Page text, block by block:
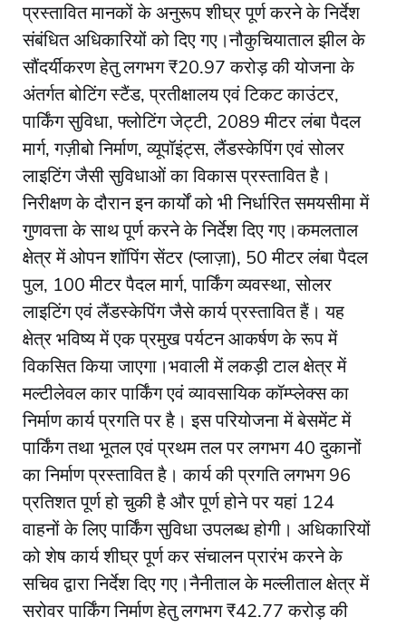
प्रस्तावित मानकों के अनुरूप शीघ्र पूर्ण करने के निर्देश
संबंधित अधिकारियों को दिए गए।नौकुचियाताल झील के
सौंदर्यीकरण हेतु लगभग ₹20.97 करोड़ की योजना के
अंतर्गत बोटिंग स्टैंड, प्रतीक्षालय एवं टिकट काउंटर,
पार्किंग सुविधा, फ्लोटिंग जेट्टी, 2089 मीटर लंबा पैदल
मार्ग, गज़ीबो निर्माण, व्यूपॉइंट्स, लैंडस्केपिंग एवं सोलर
लाइटिंग जैसी सुविधाओं का विकास प्रस्तावित है।
निरीक्षण के दौरान इन कार्यों को भी निर्धारित समयसीमा में
गुणवत्ता के साथ पूर्ण करने के निर्देश दिए गए।कमलताल
क्षेत्र में ओपन शॉपिंग सेंटर (प्लाज़ा), 50 मीटर लंबा पैदल
पुल, 100 मीटर पैदल मार्ग, पार्किंग व्यवस्था, सोलर
लाइटिंग एवं लैंडस्केपिंग जैसे कार्य प्रस्तावित हैं। यह
क्षेत्र भविष्य में एक प्रमुख पर्यटन आकर्षण के रूप में
विकसित किया जाएगा।भवाली में लकड़ी टाल क्षेत्र में
मल्टीलेवल कार पार्किंग एवं व्यावसायिक कॉम्प्लेक्स का
निर्माण कार्य प्रगति पर है। इस परियोजना में बेसमेंट में
पार्किंग तथा भूतल एवं प्रथम तल पर लगभग 40 दुकानों
का निर्माण प्रस्तावित है। कार्य की प्रगति लगभग 96
प्रतिशत पूर्ण हो चुकी है और पूर्ण होने पर यहां 124
वाहनों के लिए पार्किंग सुविधा उपलब्ध होगी। अधिकारियों
को शेष कार्य शीघ्र पूर्ण कर संचालन प्रारंभ करने के
सचिव द्वारा निर्देश दिए गए।नैनीताल के मल्लीताल क्षेत्र में
सरोवर पार्किंग निर्माण हेतु लगभग ₹42.77 करोड़ की